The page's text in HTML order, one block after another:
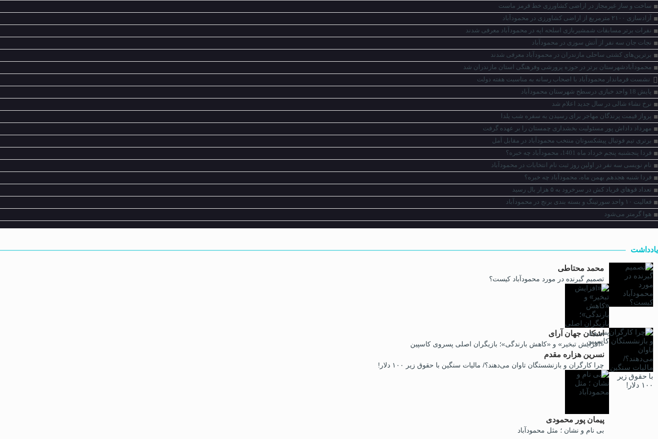
ساخت ‌و ساز غیرمجاز در اراضی کشاورزی خط قرمز ماست
آزادسازی ۲۱۰۰ مترمربع از اراضی کشاورزی در محمودآباد
نفرات برتر مسابقات شمشیربازی اسلحه اپه در محمودآباد معرفی شدند
نجات جان سه نفر از آتش سوزی در محمودآباد
برترین‌های کشتی ساحلی مازندران در محمودآباد معرفی شدند
محمودآبادشهرستان برتر در حوزه پرورشی وفرهنگی استان مازندران شد
نشست فرماندار محمودآباد با اصحاب رسانه به مناسبت هفته دولت
پایش 18 واحد خبازی درسطح شهرستان محمودآباد
نرخ نشاء شالی در سال جدید اعلام شد
پرواز قیمت پرندگان مهاجر برای رسیدن به سفره شب یلدا
مهرداد داداش پور مسئولیت بخشداری چمستان را بر عهده گرفت
برتری تیم فوتبال پیشکسوتان منتخب محمودآباد در مقابل آمل
فردا پنجشنبه پنجم خرداد ماه 1401، محمودآباد چه خبره؟
نام نویسی سه نفر در اولین روز ثبت نام انتخابات در محمودآباد
فردا شنبه هجدهم بهمن ماه، محمودآباد چه خبره؟
تعداد قوهاي فرياد كش در سرخرود به ۵ هزار بال رسيد
فعالیت ۱۰ واحد سورتینگ و بسته بندی برنج در محمودآباد
هوا گرمتر می‌شود
یادداشت
محمد محتاطی
تصمیم گیرنده در مورد محمودآباد کیست؟
اشکان جهان آرای
«افزایش تبخیر» و «کاهش بارندگی»؛ بازیگران اصلی پسروی کاسپین
نسرین هزاره مقدم
چرا کارگران و بازنشستگان تاوان می‌دهند؟/ مالیات سنگین با حقوق زیر ۱۰۰ دلار!
پیمان پور محمودی
بی نام و نشان ؛ مثل محمودآباد